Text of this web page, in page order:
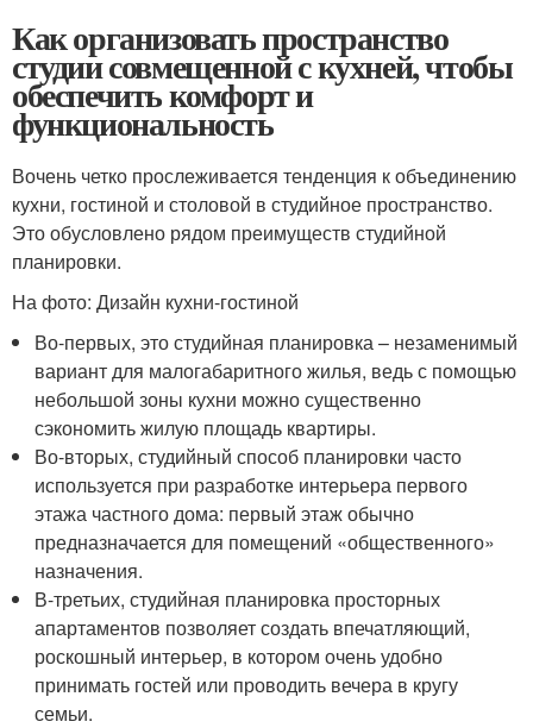
Как организовать пространство
студии совмещенной с кухней, чтобы
обеспечить комфорт и
функциональность
Вочень четко прослеживается тенденция к объединению
кухни, гостиной и столовой в студийное пространство.
Это обусловлено рядом преимуществ студийной
планировки.
На фото: Дизайн кухни-гостиной
Во-первых, это студийная планировка – незаменимый
вариант для малогабаритного жилья, ведь с помощью
небольшой зоны кухни можно существенно
сэкономить жилую площадь квартиры.
Во-вторых, студийный способ планировки часто
используется при разработке интерьера первого
этажа частного дома: первый этаж обычно
предназначается для помещений «общественного»
назначения.
В-третьих, студийная планировка просторных
апартаментов позволяет создать впечатляющий,
роскошный интерьер, в котором очень удобно
принимать гостей или проводить вечера в кругу
семьи.